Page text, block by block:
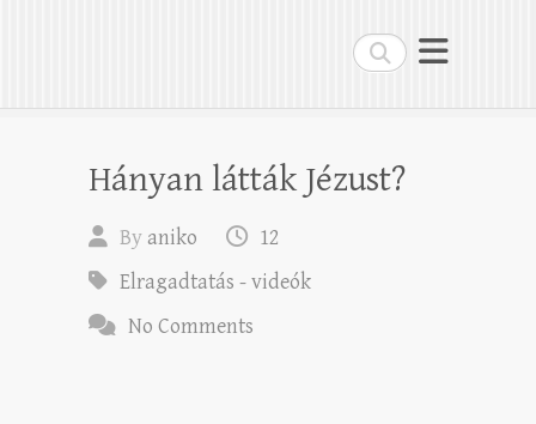
Search
Hányan látták Jézust?
By aniko
12
Elragadtatás - videók
No Comments